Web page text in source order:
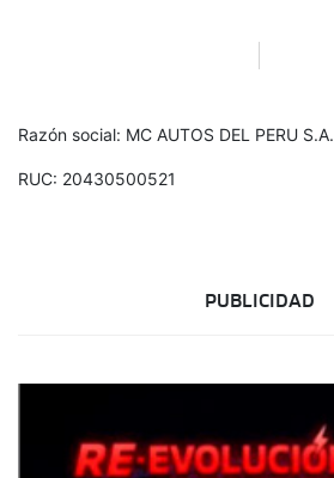
Razón social: MC AUTOS DEL PERU S.A.
RUC: 20430500521
PUBLICIDAD